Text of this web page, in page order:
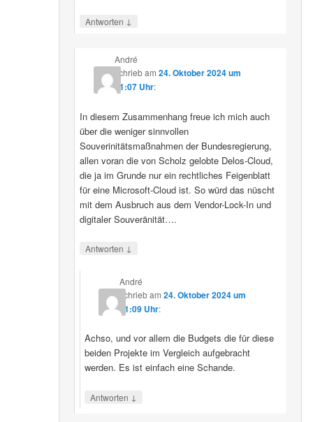
Antworten ↓
André
schriebam 24. Oktober 2024 um
11:07 Uhr:
In diesem Zusammenhang freue ich mich auch
über die weniger sinnvollen
Souverinitätsmaßnahmen der Bundesregierung,
allen voran die von Scholz gelobte Delos-Cloud,
die ja im Grunde nur ein rechtliches Feigenblatt
für eine Microsoft-Cloud ist. So würd das nüscht
mit dem Ausbruch aus dem Vendor-Lock-In und
digitaler Souveränität….
Antworten ↓
André
schriebam24. Oktober 2024 um
11:09 Uhr:
Achso, und vor allem die Budgets die für diese
beiden Projekte im Vergleich aufgebracht
werden. Es ist einfach eine Schande.
Antworten ↓